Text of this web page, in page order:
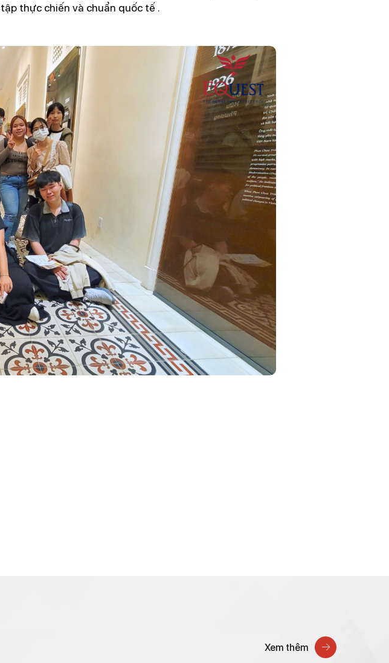
thực chiến và chuẩn quốc tế .
Xem thêm